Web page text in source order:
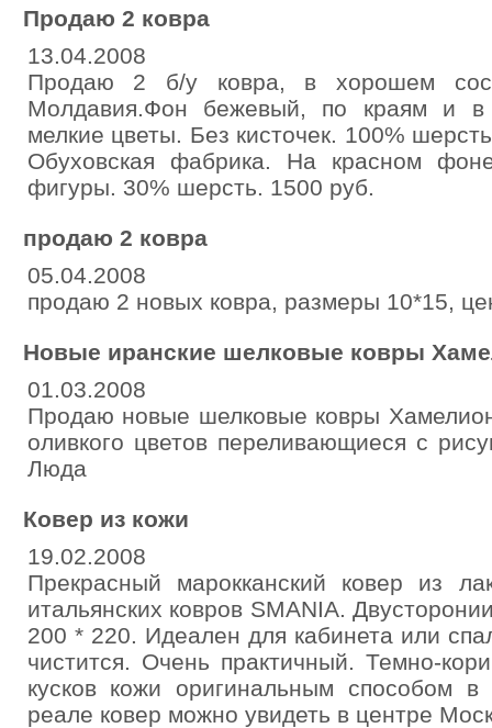
Продаю 2 ковра
13.04.2008
Продаю 2 б/у ковра, в хорошем
Молдавия.Фон бежевый, по краям и в
мелкие цветы. Без кисточек. 100%
Обуховская фабрика. На красном
фигуры. 30% шерсть. 1500 руб.
продаю 2 ковра
05.04.2008
продаю 2 новых ковра, размеры 10*15,
Новые иранские шелковые ковры
01.03.2008
Продаю новые шелковые ковры
оливкого цветов переливающиеся с
Люда
Ковер из кожи
19.02.2008
Прекрасный марокканский ковер из
итальянских ковров SMANIA.
200 * 220. Идеален для кабинета или
чистится. Очень практичный. Темно-
кусков кожи оригинальным способом
реале ковер можно увидеть в центре